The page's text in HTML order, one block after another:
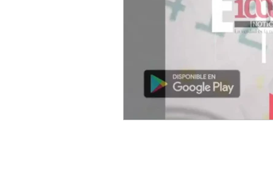
CNEC Revista Consultoría
Siempre! Presencia de
El Siglo de Durango